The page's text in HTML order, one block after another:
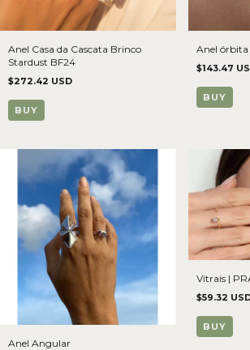
Anel Casa da Cascata Brinco
Stardust BF24
$272.42 USD
BUY
Anel órbita
$143.47
BUY
Anel Angular
Vitrais |
$59.32
BUY